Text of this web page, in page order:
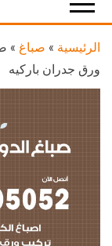
الرئيسية » صباغ »
ورق جدران باركيه